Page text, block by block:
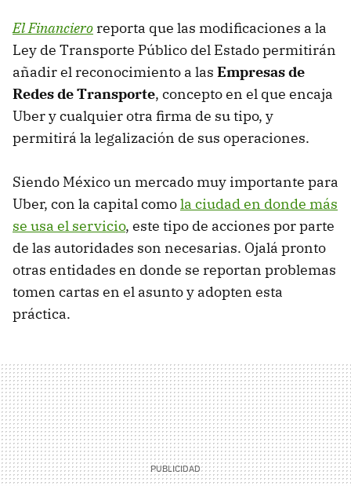
El Financiero reporta que las modificaciones a la
Ley de Transporte Público del Estado permitirán
añadir el reconocimiento a las Empresas de
Redes de Transporte, concepto en el que encaja
Uber y cualquier otra firma de su tipo, y
permitirá la legalización de sus operaciones.
Siendo México un mercado muy importante para
Uber, con la capital comola ciudad en donde más
se usa el servicio, este tipo de acciones por parte
de las autoridades son necesarias. Ojalá pronto
otras entidades en donde se reportan problemas
tomen cartas en el asunto y adopten esta
práctica.